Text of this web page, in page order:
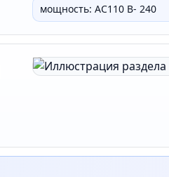
мощность: AC110 В- 240